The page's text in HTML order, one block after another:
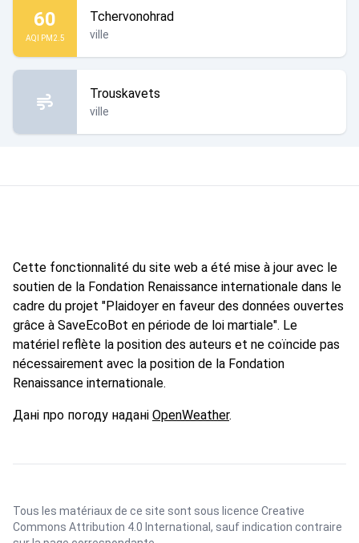
60
AQI PM2.5
Tchervonohrad
ville
Trouskavets
ville
Cette fonctionnalité du site web a été mise à jour avec le
soutien de la Fondation Renaissance internationale dans le
cadre du projet "Plaidoyer en faveur des données ouvertes
grâce à SaveEcoBot en période de loi martiale". Le
matériel reflète la position des auteurs et ne coïncide pas
nécessairement avec la position de la Fondation
Renaissance internationale.
Дані про погоду надані OpenWeather.
Tous les matériaux de ce site sont sous licence Creative
Commons Attribution 4.0 International , sauf indication contraire